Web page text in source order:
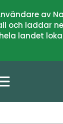
av
laddar
landet